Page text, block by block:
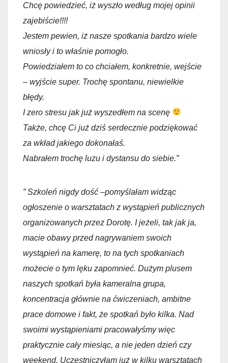
Chcę powiedzieć, iż wyszło według mojej opinii
zajebiście!!!!
Jestem pewien, iż nasze spotkania bardzo wiele
wniosły i to właśnie pomogło.
Powiedziałem to co chciałem, konkretnie, wejście
– wyjście super. Trochę spontanu, niewielkie
błędy.
I zero stresu jak już wyszedłem na scenę
Także, chcę Ci już dziś serdecznie podziękować
za wkład jakiego dokonałaś.
Nabrałem trochę luzu i dystansu do siebie.”
” Szkoleń nigdy dość –pomyślałam widząc
ogłoszenie o warsztatach z wystąpień publicznych
organizowanych przez Dorotę. I jeżeli, tak jak ja,
macie obawy przed nagrywaniem swoich
wystąpień na kamerę, to na tych spotkaniach
możecie o tym lęku zapomnieć. Dużym plusem
naszych spotkań była kameralna grupa,
koncentracja głównie na ćwiczeniach, ambitne
prace domowe i fakt, że spotkań było kilka. Nad
swoimi wystąpieniami pracowałyśmy więc
praktycznie cały miesiąc, a nie jeden dzień czy
weekend. Uczestniczyłam już w kilku warsztatach